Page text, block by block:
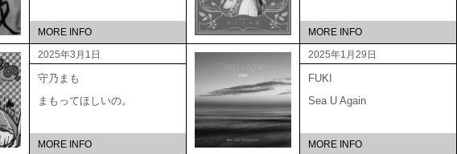
MORE INFO
MORE INFO
2025年3月1日
守乃まも
まもってほしいの。
MORE INFO
2025年1月29日
FUKI
Sea U Again
MORE INFO